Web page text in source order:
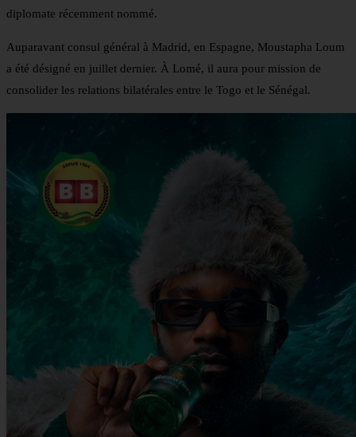
diplomate récemment nommé.
Auparavant consul général à Madrid, en Espagne, Moustapha Loum
a été désigné en juillet dernier. À Lomé, il aura pour mission de
consolider les relations bilatérales entre le Togo et le Sénégal.